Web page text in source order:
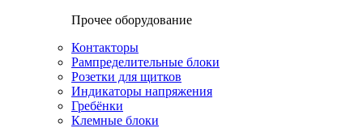
Прочее оборудование
Контакторы
Рампределительные блоки
Розетки для щитков
Индикаторы напряжения
Гребёнки
Клемные блоки